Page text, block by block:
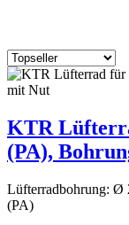
KTR
(PA),
Lüfterradbohrung: Ø
(PA)